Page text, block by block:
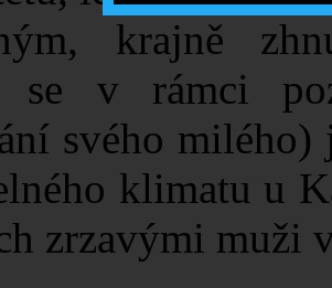
krajně
se v rámci
svého
klimatu u
zrzavými muži